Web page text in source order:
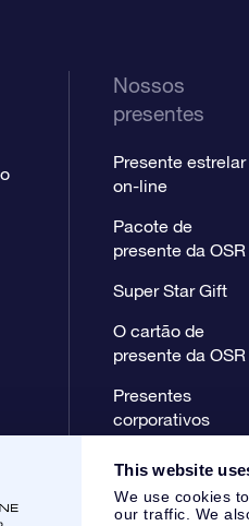
This website
We use cookies
our traffic. We
Nossos
presentes
Presente estrelar
on-line
Pacote de
presente da OSR
Super Star Gift
O cartão de
presente da OSR
Presentes
corporativos